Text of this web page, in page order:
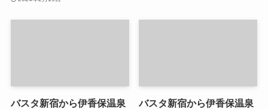
バスタ新宿から伊香保温泉
バスタ新宿から伊香保温泉